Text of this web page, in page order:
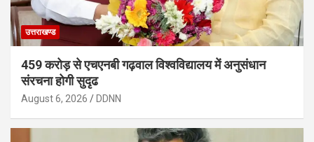
उत्तराखण्ड
459 करोड़ से एचएनबी गढ़वाल विश्वविद्यालय में अनुसंधान
संरचना होगी सुदृढ
August 6, 2026 DDNN